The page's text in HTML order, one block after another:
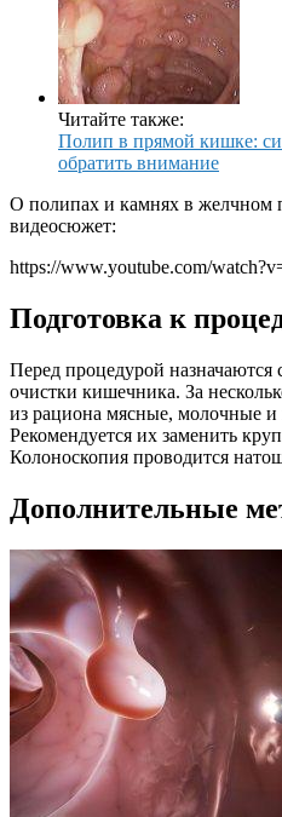
Читайте также:
Полип в прямой кишке:
обратить внимание
О полипах и камнях в желчном
видеосюжет:
https://www.youtube.com/
Подготовка к
Перед процедурой назначаются
очистки кишечника. За
из рациона мясные, молочные
Рекомендуется их заменить
Колоноскопия проводится
Дополнительные